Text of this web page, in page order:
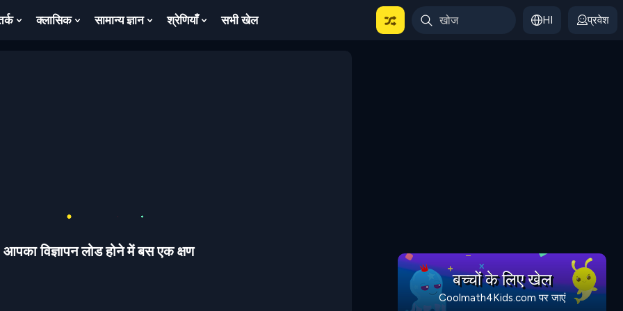
Show
क्लासिक
Show
सामान्य ज्ञान
Show
श्रेणियाँ
Show
सभी खेल HI प्रवेश
आपका विज्ञापन लोड होने में बस एक क्षण
बच्चों के लिए खेल
Coolmath4Kids.com पर जाएं